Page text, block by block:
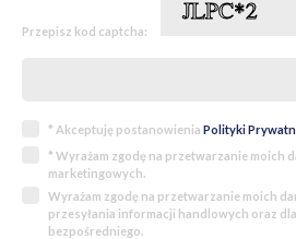
Przepisz kod captcha:
* Akceptuję postanowienia Polityki
* Wyrażam zgodę na przetwarzanie moich
marketingowych.
Wyrażam zgodę na przetwarzanie moich
przesyłania informacji handlowych oraz
bezpośredniego.